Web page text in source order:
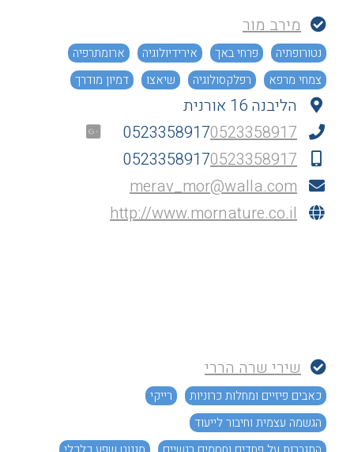
מירב מור
נטורופתיה פרחי באך אירידיולוגיה
ארומתרפיה
צמחי מרפא
רפלקסולוגיה שיאצו דמיון מודרך
הליבנה 16 אורנית
05233589170523358917
05233589170523358917
merav_mor@walla.com
http://www.mornature.co.il
שירי שרה הררי
כאבים פיזיים ומחלות כרוניות
רייקי
הגשמה עצמית וחיבור לייעוד